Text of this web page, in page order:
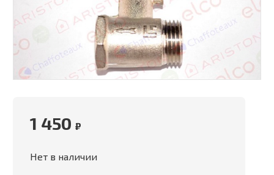
1 450 ₽
Нет в наличии